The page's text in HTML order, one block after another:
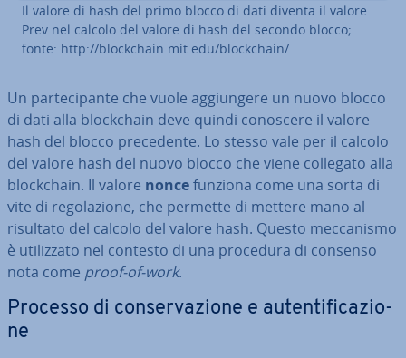
Il valore di hash del primo blocco di dati diventa il valore
Prev nel calcolo del valore di hash del secondo blocco;
fonte: http://bloc­k­chain.mit.edu/bloc­k­chain/
Un par­te­ci­pan­te che vuole ag­giun­ge­re un nuovo blocco
di dati alla bloc­k­chain deve quindi conoscere il valore
hash del blocco pre­ce­den­te. Lo stesso vale per il calcolo
del valore hash del nuovo blocco che viene collegato alla
bloc­k­chain. Il valore noncefunziona come una sorta di
vite di re­go­la­zio­ne, che permette di mettere mano al
risultato del calcolo del valore hash. Questo mec­ca­ni­smo
è uti­liz­za­to nel contesto di una procedura di consenso
nota come proof-of-work.
Processo di con­ser­va­zio­ne e au­ten­ti­fi­ca­zio­
ne